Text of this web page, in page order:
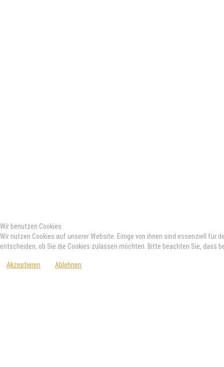
Wir benutzen Cookies
Wir nutzen Cookies auf unserer Website. Einige von ihnen sind essenziell für
entscheiden, ob Sie die Cookies zulassen möchten. Bitte beachten Sie, dass
Akzeptieren Ablehnen